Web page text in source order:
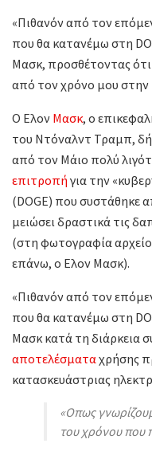
«Πιθανόν από τον
που θα κατανέμω στη
Μασκ, προσθέτοντας
από τον χρόνο μου στην
Ο Ελον Μασκ, ο
του Ντόναλντ Τραμπ,
από τον Μάιο πολύ
επιτροπήγια την
(DOGE) που συστάθηκε
μειώσει δραστικά τις
(στη φωτογραφία
επάνω, ο Ελον Μασκ).
«Πιθανόν από τον
που θα κατανέμω στη
Μασκ κατά τη διάρκεια
αποτελέσματαχρήσης
κατασκευάστριας
«Οπως
του χρόνου που